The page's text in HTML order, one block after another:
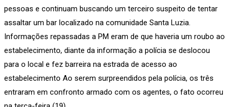
pessoas e continuam buscando um terceiro suspeito de tentar
assaltar um bar localizado na comunidade Santa Luzia.
Informações repassadas a PM eram de que haveria um roubo ao
estabelecimento, diante da informação a polícia se deslocou
para o local e fez barreira na estrada de acesso ao
estabelecimento Ao serem surpreendidos pela polícia, os três
entraram em confronto armado com os agentes, o fato ocorreu